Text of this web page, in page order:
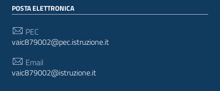
POSTA ELETTRONICA
PEC
vaic879002@pec.istruzione.it
Email
vaic879002@istruzione.it